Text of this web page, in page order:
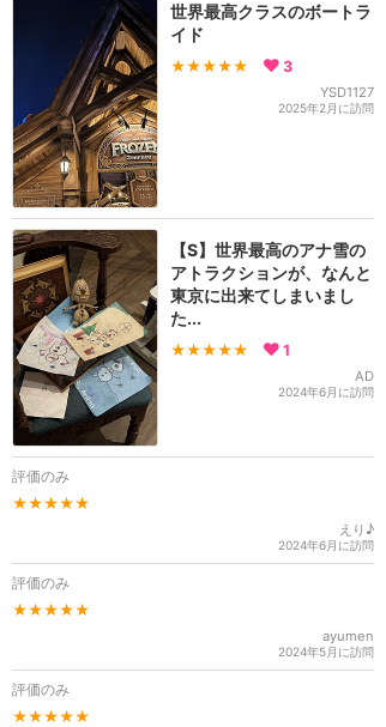
世界最高クラスのボートラ
イド
★★★★★ 3
YSD1127
2025年2月に訪問
【S】世界最高のアナ雪の
アトラクションが、なんと
東京に出来てしまいまし
た...
★★★★★ 1
AD
2024年6月に訪問
評価のみ
★★★★★
えり♪
2024年6月に訪問
評価のみ
★★★★★
ayumen
2024年5月に訪問
評価のみ
★★★★★